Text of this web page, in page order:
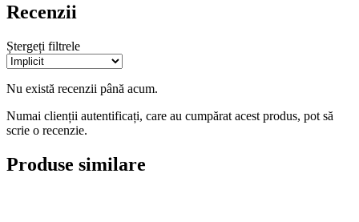
Recenzii
Ștergeți filtrele
Nu există recenzii până acum.
Numai clienții autentificați, care au cumpărat acest produs, pot să
scrie o recenzie.
Produse similare